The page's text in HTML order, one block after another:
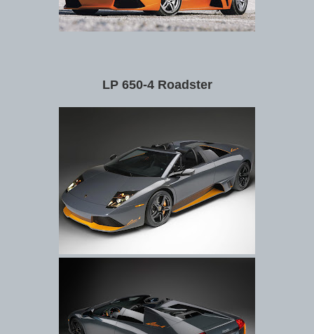
LP 650-4 Roadster